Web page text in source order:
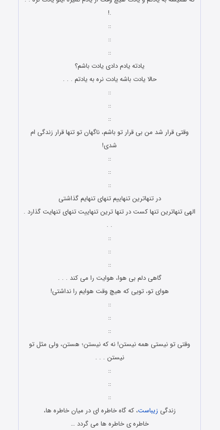
.!
::
::
::
یادته یادم دادی یادت باشم؟
حالا یادت باشه یادت نره به یادتم . . .
::
::
::
وقتی قرار شد من بی قرار تو باشم، ناگهان تو تنها قرار زندگی ام
شدی!
::
::
::
در تنهاترین تنهاییم تنهای تنهایم گذاشتی
الهی تنهاترین تنها کست در تنها ترین تنهاییت تنهای تنهایت گذارد .
. .
::
::
::
گاهی دلم بی هوا، هوایت را می کند . . .
هوای تو، تویی که هیچ وقت هوایم را نداشتی!
::
::
::
وقتی تو نیستی همه نیستن! نه که نیستن؛ هستن، ولی مثل تو
نیستن . . .
::
::
::
زندگی زیباست، که گاه خاطره ای در میان خاطره ها،
خاطره ی خاطره ها می گردد …